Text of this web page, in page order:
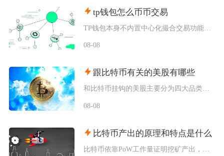
tp钱包怎么币币交易
08-08
跟比特币有关的美股有哪些
和比特币挂钩的美股主要分为四大品类，分别是比特币现货/期货ETF产品、加密资产交易所个股、
08-08
比特币产出的原理和特点是什么